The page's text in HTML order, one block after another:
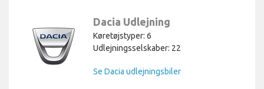
Dacia Udlejning
Køretøjstyper: 6
Udlejningsselskaber: 22
Se Dacia udlejningsbiler